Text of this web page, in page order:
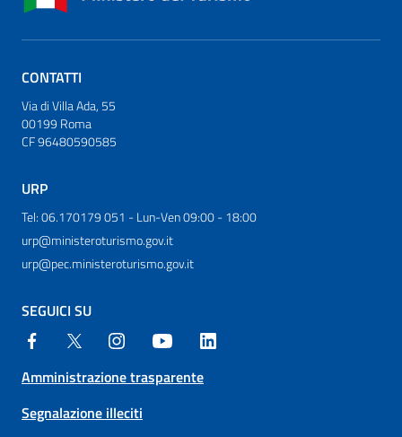
CONTATTI
Via di Villa Ada, 55
00199 Roma
CF 96480590585
URP
Tel: 06.170179 051 - Lun-Ven 09:00 - 18:00
urp@ministeroturismo.gov.it
urp@pec.ministeroturismo.gov.it
SEGUICI SU
Amministrazione trasparente
Segnalazione illeciti